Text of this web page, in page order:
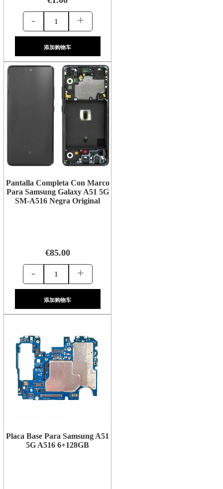
- +
添加购物车
Pantalla Completa Con Marco
Para Samsung Galaxy A51 5G
SM-A516 Negra Original
€85.00
- +
添加购物车
Placa Base Para Samsung A51
5G A516 6+128GB